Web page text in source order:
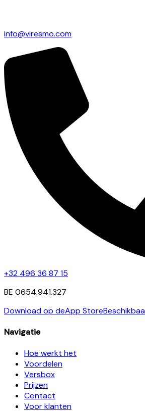
info@viresmo.com
+32 496 36 87 15
BE 0654.941.327
Download op deApp Store
Navigatie
Hoe werkt het
Voordelen
Versbox
Prijzen
Contact
Voor klanten